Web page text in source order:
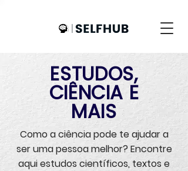
ESTUDOS,
CIÊNCIA E
MAIS
Como a ciência pode te ajudar a
ser uma pessoa melhor? Encontre
aqui estudos científicos, textos e